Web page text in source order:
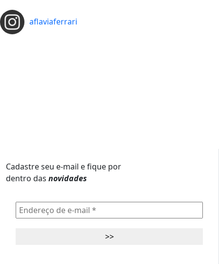
aflaviaferrari
Cadastre seu e-mail e fique por
dentro das novidades